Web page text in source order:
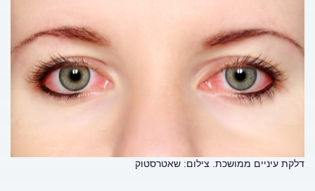
דלקת עיניים ממושכת. צילום: שאטרסטוק